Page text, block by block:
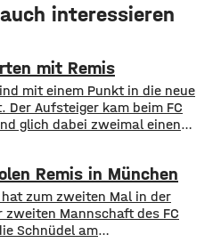
interessieren
mit Remis
mit einem Punkt in die neue
Aufsteiger kam beim FC
glich dabei zweimal einen
trafen Tarsis Bonga und Liam
Michael Schiele sprach von
Remis in München
zum zweiten Mal in der
Mannschaft des FC
Schnüdel am